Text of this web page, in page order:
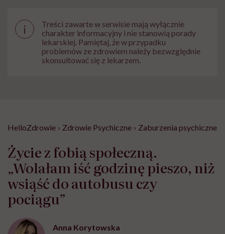
i
Treści zawarte w serwisie mają wyłącznie
charakter informacyjny i nie stanowią porady
lekarskiej. Pamiętaj, że w przypadku
problemów ze zdrowiem należy bezwzględnie
skonsultować się z lekarzem.
HelloZdrowie › Zdrowie Psychiczne › Zaburzenia psychiczne
Życie z fobią społeczną.
„Wolałam iść godzinę pieszo, niż
wsiąść do autobusu czy
pociągu”
Anna Korytowska